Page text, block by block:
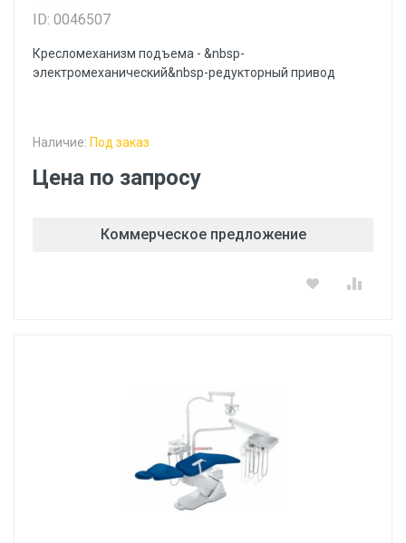
ID: 0046507
Кресломеханизм подъема - &nbsp-
электромеханический&nbsp-редукторный привод
Наличие: Под заказ
Цена по запросу
Коммерческое предложение